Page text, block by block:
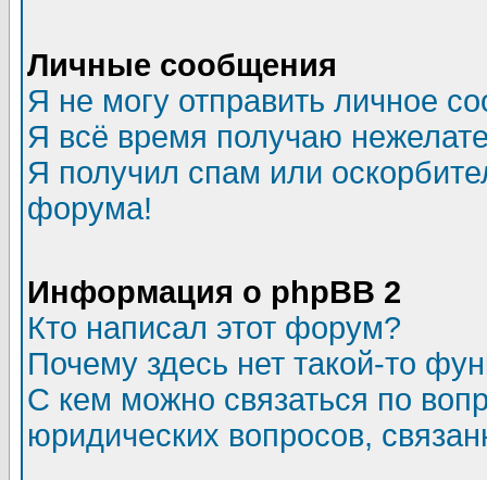
Личные сообщения
Я не могу отправить личное
Я всё время получаю
Я получил спам или
форума!
Информация о phpBB 2
Кто написал этот форум?
Почему здесь нет такой-то
С кем можно связаться по
юридических вопросов,